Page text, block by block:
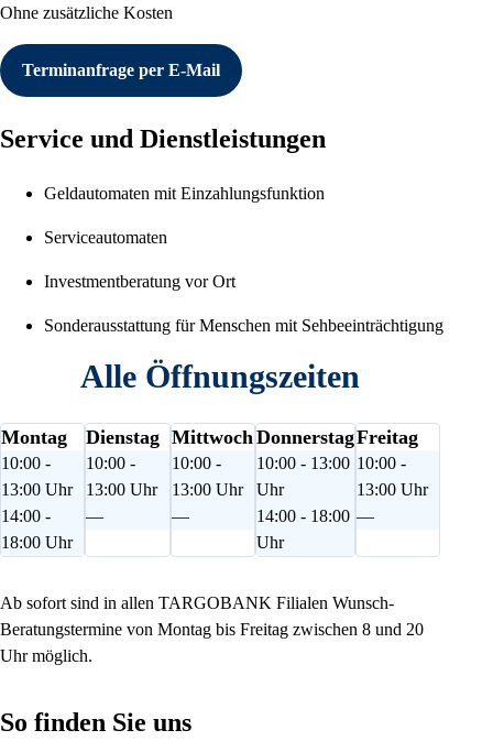
Ohne zusätzliche Kosten
Terminanfrage per E-Mail
Service und Dienstleistungen
Geldautomaten mit Einzahlungsfunktion
Serviceautomaten
Investmentberatung vor Ort
Sonderausstattung für Menschen mit Sehbeeinträchtigung
Alle Öffnungszeiten
Montag
10:00 -
13:00 Uhr
14:00 -
18:00 Uhr
Dienstag
10:00 -
13:00 Uhr
—
Mittwoch
10:00 -
13:00 Uhr
—
Donnerstag
10:00 - 13:00
Uhr
14:00 - 18:00
Uhr
Freitag
10:00 -
13:00 Uhr
—
Ab sofort sind in allen TARGOBANK Filialen Wunsch-
Beratungstermine von Montag bis Freitag zwischen 8 und 20
Uhr möglich.
So finden Sie uns